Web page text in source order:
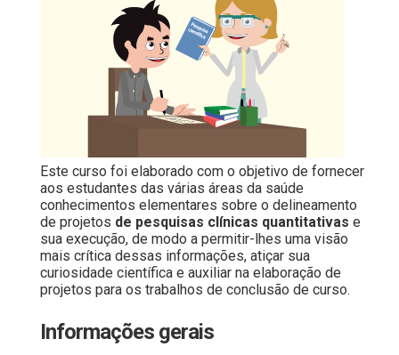
Este curso foi elaborado com o objetivo de fornecer
aos estudantes das várias áreas da saúde
conhecimentos elementares sobre o delineamento
de projetos de pesquisas clínicas quantitativas e
sua execução, de modo a permitir-lhes uma visão
mais crítica dessas informações, atiçar sua
curiosidade científica e auxiliar na elaboração de
projetos para os trabalhos de conclusão de curso.
Informações gerais